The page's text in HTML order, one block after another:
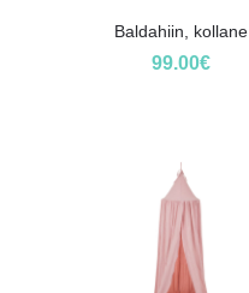
Baldahiin, kollane
99.00€